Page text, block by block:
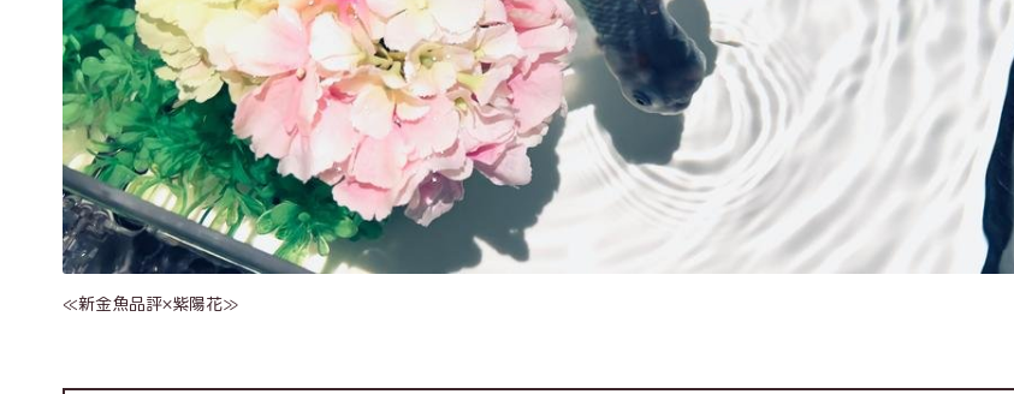
≪新金魚品評×紫陽花≫